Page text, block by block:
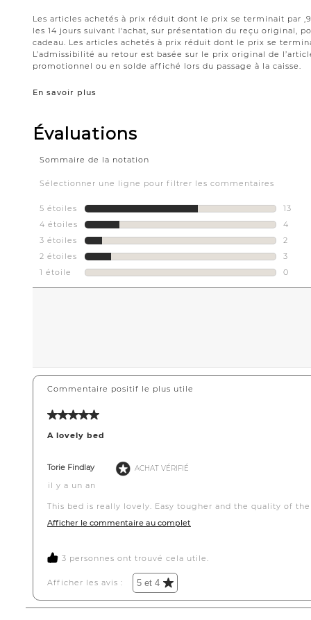
Les articles achetés à prix réduit dont le prix se terminait par
les 14 jours suivant l'achat, sur présentation du reçu original,
cadeau. Les articles achetés à prix réduit dont le prix se
L’admissibilité au retour est basée sur le prix original de
promotionnel ou en solde affiché lors du passage à la caisse.
En savoir plus